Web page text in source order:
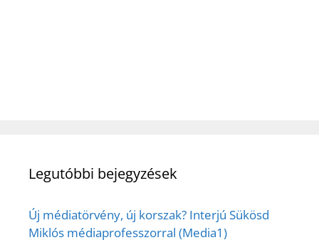
Legutóbbi bejegyzések
Új médiatörvény, új korszak? Interjú Sükösd
Miklós médiaprofesszorral (Media1)